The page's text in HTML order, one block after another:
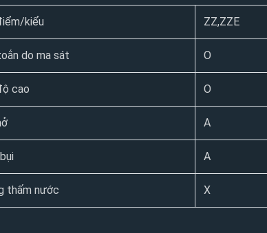
kiểu ZZ,ZZE
do ma sát O
cao O
A
A
thấm nước X